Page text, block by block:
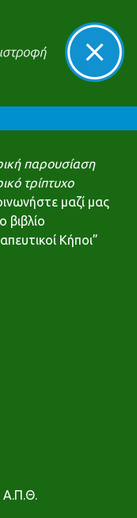
παρουσίαση
τρίπτυχο
μαζί μας
βιβλίο
Κήποι”
Α.Π.Θ.